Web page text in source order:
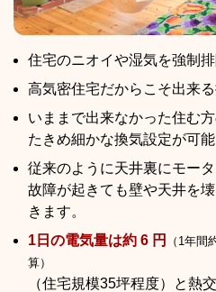
住宅のニオイや湿気を強制排
高気密住宅だからこそ出来る
いままで出来なかった住む
たきめ細かな換気設定が可能
従来のように天井裏にモー
故障が起きても壁や天井を
きます。
1日の電気量は約 6 円
（1年
算）
（住宅規模35坪程度）と熱